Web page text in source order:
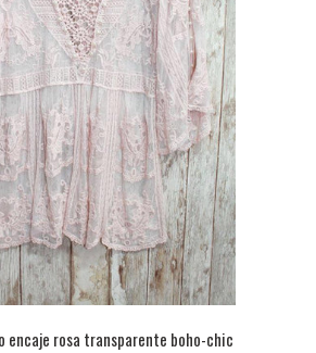
encaje rosa transparente boho-chic